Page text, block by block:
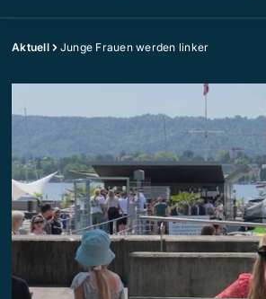
Aktuell Junge Frauen werden linker